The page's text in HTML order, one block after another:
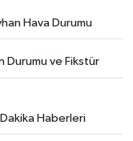
Hava Durumu
Durumu ve Fikstür
Haberleri